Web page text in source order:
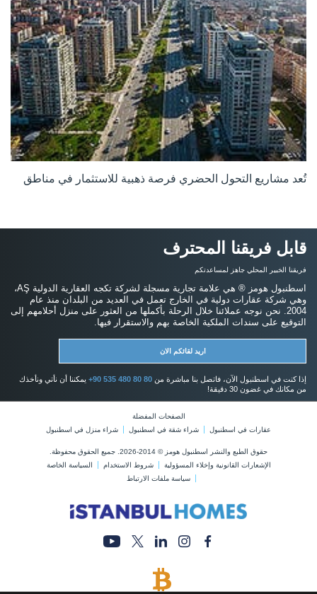
تُعد مشاريع التحول الحضري فرصة ذهبية للاستثمار في مناطق
قابل فريقنا المحترف
فريقنا الخبير المحلي جاهز لمساعدتكم
اسطنبول هومز ® هي علامة تجارية مسجلة لشركة تكجه العقارية الدولية AŞ،
وهي شركة عقارات دولية في الخارج تعمل في العديد من البلدان منذ عام
2004. نحن نوجه عملائنا خلال الرحلة بأكملها من العثور على منزل أحلامهم إلى
التوقيع على سندات الملكية الخاصة بهم والاستقرار فيها.
اريد لقائكم الان
إذا كنت في اسطنبول الآن، فاتصل بنا مباشرة من +90 535 480 80 80 يمكننا أن نأتي ونأخذك
من مكانك في غضون 30 دقيقة!
الصفحات المفضلة
عقارات في اسطنبول
شراء شقة في اسطنبول شراء منزل في اسطنبول
حقوق الطبع والنشر اسطنبول هومز © 2014-2026. جميع الحقوق محفوظة.
الإشعارات القانونية وإخلاء المسؤولية
شروط الاستخدام
السياسة الخاصة
سياسة ملفات الارتباط